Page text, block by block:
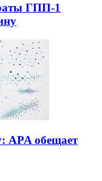
ГПП-1
APA обещает